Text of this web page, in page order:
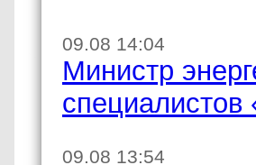
09.08 14:04
Министр
09.08 13:54